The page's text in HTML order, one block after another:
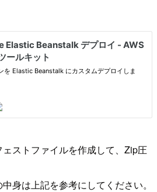
ストファイルを作成して、Zip圧
身は上記を参考にしてください。